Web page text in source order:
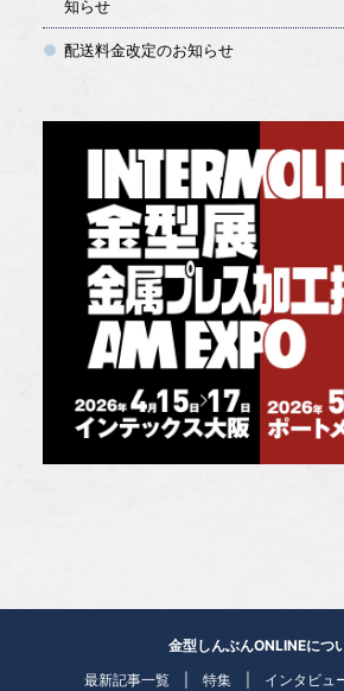
知らせ
配送料金改定のお知らせ
金型しんぶんONLINEにつ
最新記事一覧
特集 インタビュ